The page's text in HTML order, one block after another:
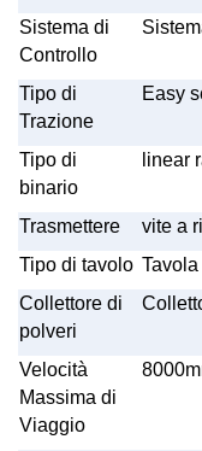
Sistema di
Controllo
Tipo di
Trazione
Easy
Tipo di
binario
linear
Trasmettere
vite a
Tipo di tavolo
Collettore di
polveri
Velocità
Massima di
Viaggio